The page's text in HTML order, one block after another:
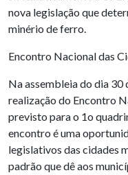
nova legislação que
minério de ferro.
Encontro Nacional das
Na assembleia do dia 30
realização do Encontro
previsto para o 1o
encontro é uma
legislativos das cidades
padrão que dê aos